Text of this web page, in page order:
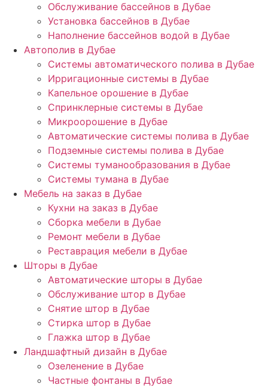
Обслуживание бассейнов в Дубае
Установка бассейнов в Дубае
Наполнение бассейнов водой в Дубае
Автополив в Дубае
Системы автоматического полива в Дубае
Ирригационные системы в Дубае
Капельное орошение в Дубае
Спринклерные системы в Дубае
Микроорошение в Дубае
Автоматические системы полива в Дубае
Подземные системы полива в Дубае
Системы туманообразования в Дубае
Системы тумана в Дубае
Мебель на заказ в Дубае
Кухни на заказ в Дубае
Сборка мебели в Дубае
Ремонт мебели в Дубае
Реставрация мебели в Дубае
Шторы в Дубае
Автоматические шторы в Дубае
Обслуживание штор в Дубае
Снятие штор в Дубае
Стирка штор в Дубае
Глажка штор в Дубае
Ландшафтный дизайн в Дубае
Озеленение в Дубае
Частные фонтаны в Дубае